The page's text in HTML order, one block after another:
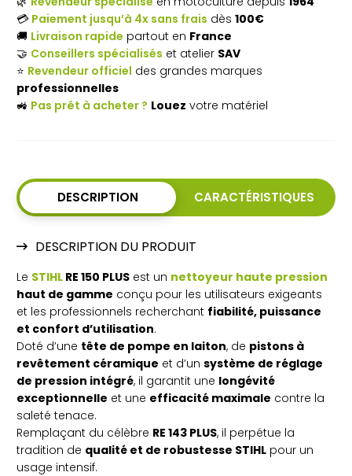
STIHL
RE
PLUS
💳 Paiement jusqu’à 4x sans frais dès 100€
🚚 Livraison rapide partout en France
🤝 Conseillers spécialisés et atelier SAV
⭐ Revendeur officiel des grandes marques
professionnelles
🚜 Pas prêt à acheter ? Louez votre matériel
DESCRIPTION CARACTÉRISTIQUES
DESCRIPTION DU PRODUIT
Le STIHL RE 150 PLUS est un nettoyeur haute pression
haut de gamme conçu pour les utilisateurs exigeants
et les professionnels recherchant fiabilité, puissance
et confort d’utilisation.
Doté d’une tête de pompe en laiton, de pistons à
revêtement céramique et d’un système de réglage
de pression intégré, il garantit une longévité
exceptionnelle et une efficacité maximale contre la
saleté tenace.
Remplaçant du célèbre RE 143 PLUS, il perpétue la
tradition de qualité et de robustesse STIHL pour un
usage intensif.